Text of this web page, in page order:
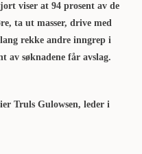
viser at 94 prosent av de
ta ut masser, drive med
rekke andre inngrep i
av søknadene får avslag.
Truls Gulowsen, leder i